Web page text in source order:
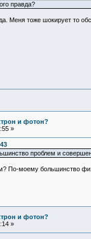
правда?
Меня тоже шокирует то
и фотон?
»
проблем и
По-моему большинство
и фотон?
»